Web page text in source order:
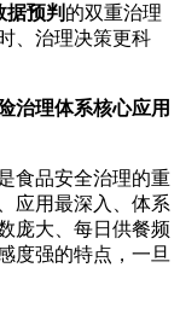
据预判 的双重治理
、治理决策更科
治理体系核心应用
食品安全治理的重
应用最深入、体系
庞大、每日供餐频
度强的特点，一旦